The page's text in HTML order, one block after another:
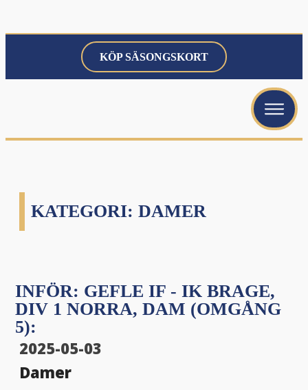
KÖP SÄSONGSKORT
KATEGORI: DAMER
INFÖR: GEFLE IF - IK BRAGE,
DIV 1 NORRA, DAM (OMGÅNG
5):
2025-05-03
Damer